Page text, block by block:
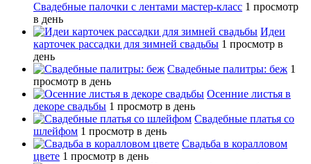
Свадебные палочки с лентами мастер-класс 1 просмотр
в день
Идеи
карточек рассадки для зимней свадьбы 1 просмотр в
день
Свадебные палитры: беж 1
просмотр в день
Осенние листья в
декоре свадьбы 1 просмотр в день
Свадебные платья со
шлейфом 1 просмотр в день
Свадьба в коралловом
цвете 1 просмотр в день